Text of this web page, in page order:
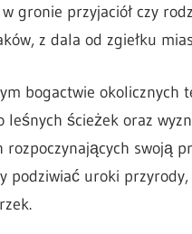
gronie przyjaciół czy
z dala od zgiełku
bogactwie okolicznych
leśnych ścieżek oraz
swoją
podziwiać uroki